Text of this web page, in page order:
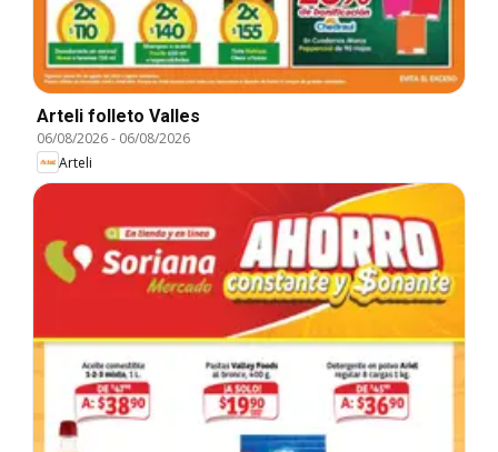
Arteli folleto Valles
06/08/2026- 06/08/2026
Arteli